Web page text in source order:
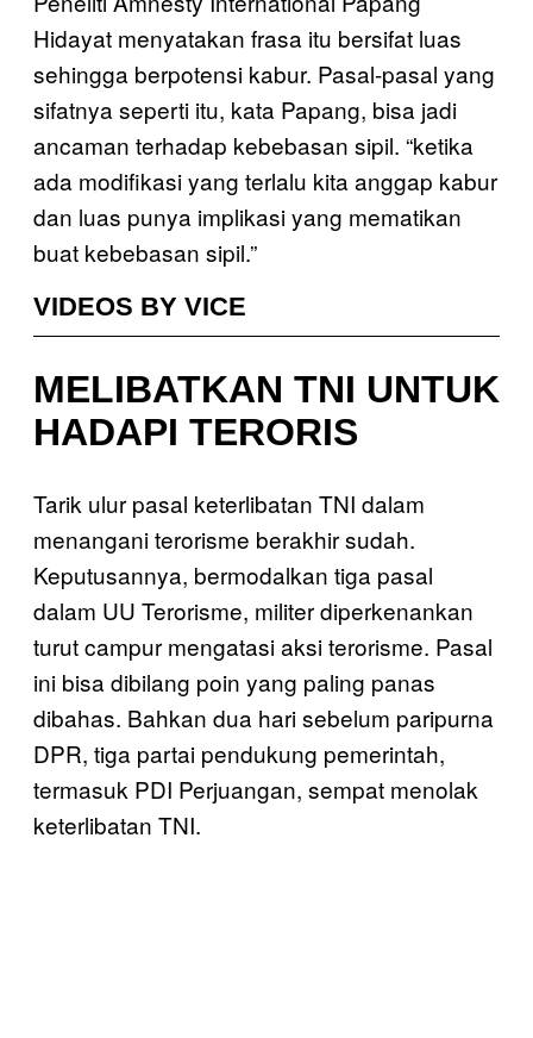
Hidayat menyatakan frasa itu bersifat luas
sehingga berpotensi kabur. Pasal-pasal yang
sifatnya seperti itu, kata Papang, bisa jadi
ancaman terhadap kebebasan sipil. “ketika
ada modifikasi yang terlalu kita anggap kabur
dan luas punya implikasi yang mematikan
buat kebebasan sipil.”
VIDEOS BY VICE
MELIBATKAN TNI UNTUK
HADAPI TERORIS
Tarik ulur pasal keterlibatan TNI dalam
menangani terorisme berakhir sudah.
Keputusannya, bermodalkan tiga pasal
dalam UU Terorisme, militer diperkenankan
turut campur mengatasi aksi terorisme. Pasal
ini bisa dibilang poin yang paling panas
dibahas. Bahkan dua hari sebelum paripurna
DPR, tiga partai pendukung pemerintah,
termasuk PDI Perjuangan, sempat menolak
keterlibatan TNI.